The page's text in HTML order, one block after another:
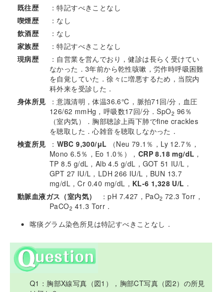
既往歴
：特記すべきことなし
喫煙歴
：なし
飲酒歴
：なし
家族歴
：特記すべきことなし
現病歴
：自営業を営んでおり，健診は長らく受けてい
なかった．3年前から乾性咳嗽，労作時呼吸困難
を自覚していた．徐々に増悪するため，当院内
科外来を受診した．
身体所見
：意識清明，体温36.6℃，脈拍71回/分，血圧
126/62 mmHg，呼吸数17回/分．SpO2 96％
（室内気）．胸部聴診上両下肺でfine crackles
を聴取した．心雑音を聴取しなかった．
検査所見
： WBC 9,300/μL （Neu 79.1％，Ly 12.7％，
Mono 6.5％，Eo 1.0％）， CRP 8.18 mg/dL ，
TP 8.5 g/dL，Alb 4.5 g/dL，GOT 51 IU/L，
GPT 27 IU/L，LDH 266 IU/L，BUN 13.7
mg/dL，Cr 0.40 mg/dL， KL-6 1,328 U/L ．
動脈血液ガス（室内気）
：pH 7.427，PaO2 72.3 Torr，
PaCO2 41.3 Torr．
喀痰グラム染色所見は特記すべきことなし．
Q1：胸部X線写真（図1），胸部CT写真（図2）の所見